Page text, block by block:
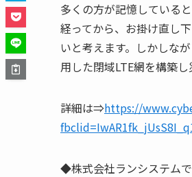
多くの方が記憶している
経ってから、お掛け直し
いと考えます。しかしな
用した閉域LTE網を構築
詳細は⇒https://
◆株式会社ランシステム